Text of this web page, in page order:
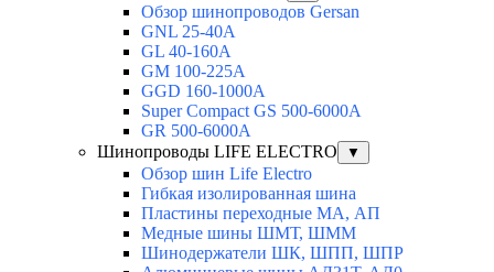
Обзор шинопроводов Gersan
GNL 25-40A
GL 40-160A
GM 100-225A
GGD 160-1000A
Super Compact GS 500-6000A
GR 500-6000A
Шинопроводы LIFE ELECTRO
▼
Обзор шин Life Electro
Гибкая изолированная шина
Пластины переходные МА, АП
Медные шины ШМТ, ШММ
Шинодержатели ШК, ШПП, ШПР